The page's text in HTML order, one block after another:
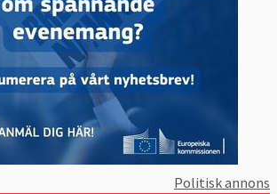
Politisk annons